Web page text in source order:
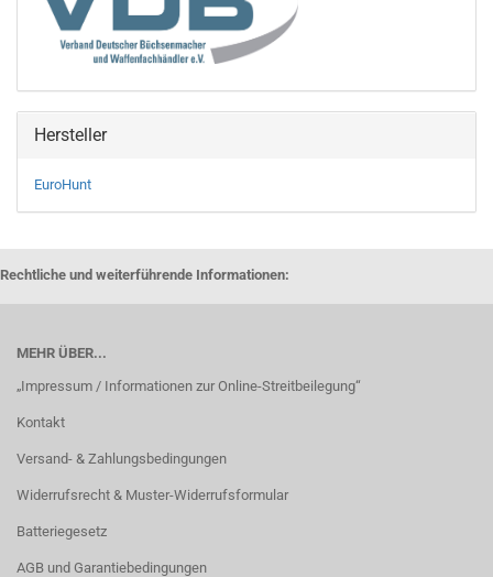
Hersteller
EuroHunt
Rechtliche und weiterführende Informationen:
MEHR ÜBER...
„Impressum / Informationen zur Online-Streitbeilegung“
Kontakt
Versand- & Zahlungsbedingungen
Widerrufsrecht & Muster-Widerrufsformular
Batteriegesetz
AGB und Garantiebedingungen